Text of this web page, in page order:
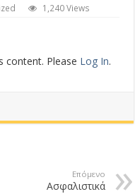
1,240 Views
content. Please Log In.
Επόμενο
Ασφαλιστικά